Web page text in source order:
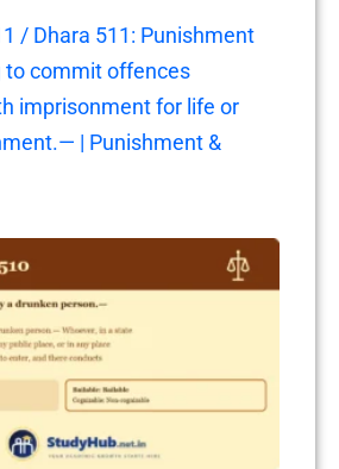
/ Dhara 511: Punishment
commit offences
imprisonment for life or
| Punishment &